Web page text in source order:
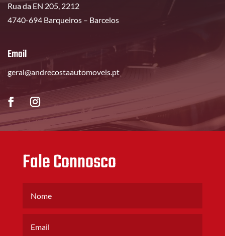
Rua da EN 205, 2212
4740-694 Barqueiros – Barcelos
Email
geral@andrecostaautomoveis.pt
Fale Connosco